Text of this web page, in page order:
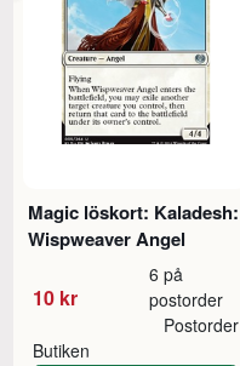
Magic löskort: Kaladesh:
Wispweaver Angel
10 kr
6 på
postorder
Butiken
Postorder